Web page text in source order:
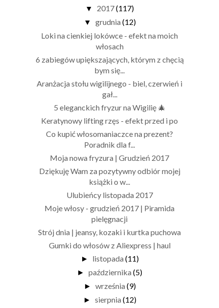
▼ 2017(117)
▼ grudnia (12)
Loki na cienkiej lokówce - efekt na moich
włosach
6 zabiegów upiększających, którym z chęcią
bym się...
Aranżacja stołu wigilijnego - biel, czerwień i
gał...
5 eleganckich fryzur na Wigilię 🎄
Keratynowy lifting rzęs - efekt przed i po
Co kupić włosomaniaczce na prezent?
Poradnik dla f...
Moja nowa fryzura | Grudzień 2017
Dziękuję Wam za pozytywny odbiór mojej
książki o w...
Ulubieńcy listopada 2017
Moje włosy - grudzień 2017 | Piramida
pielęgnacji
Strój dnia | jeansy, kozaki i kurtka puchowa
Gumki do włosów z Aliexpress | haul
► listopada (11)
► października (5)
► września (9)
► sierpnia (12)